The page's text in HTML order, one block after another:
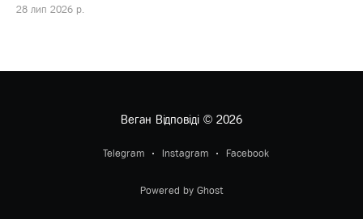
28 лип 2026 р.
Веган Відповіді© 2026
Telegram Instagram Facebook
Powered by Ghost